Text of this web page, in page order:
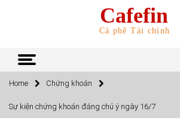
Cafefin
Cà phê Tài chính
TOP
Home Chứng khoán
Sự kiện chứng khoán đáng chú ý ngày 16/7